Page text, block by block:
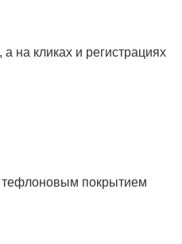
на кликах и регистрациях
тефлоновым покрытием